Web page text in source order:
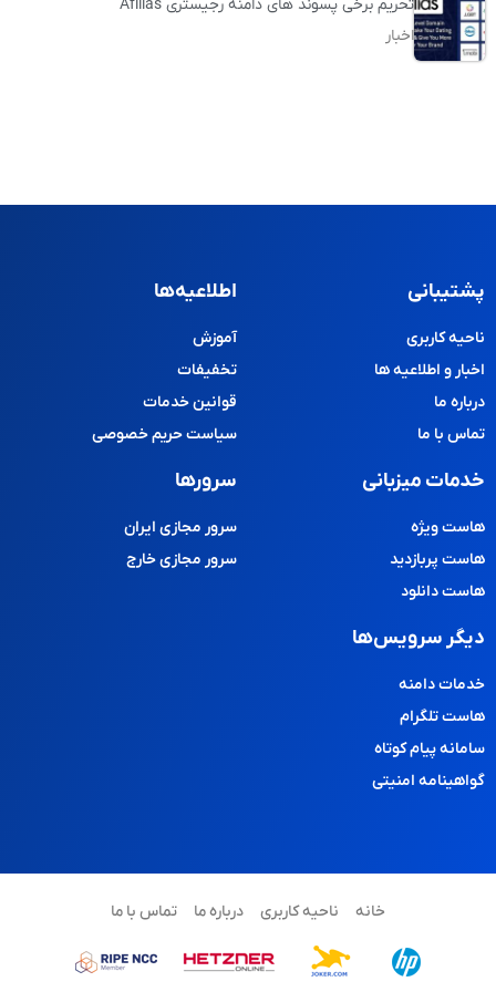
تحریم برخی پسوند های دامنه رجیستری Afilias
اخبار
پشتیبانی
ناحیه کاربری
اخبار و اطلاعیه ها
درباره ما
تماس با ما
اطلاعیه‌ها
آموزش
تخفیفات
قوانین خدمات
سیاست حریم خصوصی
خدمات میزبانی
هاست ویژه
هاست پربازدید
هاست دانلود
سرورها
سرور مجازی ایران
سرور مجازی خارج
دیگر سرویس‌ها
خدمات دامنه
هاست تلگرام
سامانه پیام کوتاه
گواهینامه امنیتی
خانه ناحیه کاربری درباره ما تماس با ما